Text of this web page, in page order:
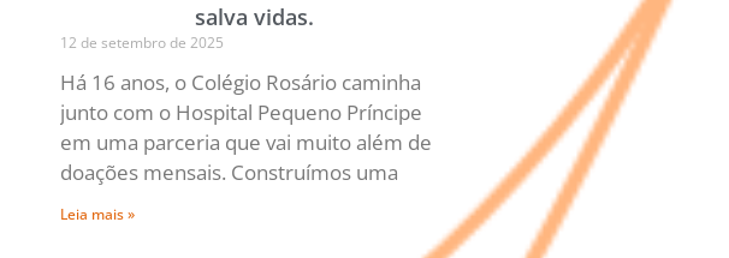
salva vidas.
12 de setembro de 2025
Há 16 anos, o Colégio Rosário caminha
junto com o Hospital Pequeno Príncipe
em uma parceria que vai muito além de
doações mensais. Construímos uma
Leia mais »